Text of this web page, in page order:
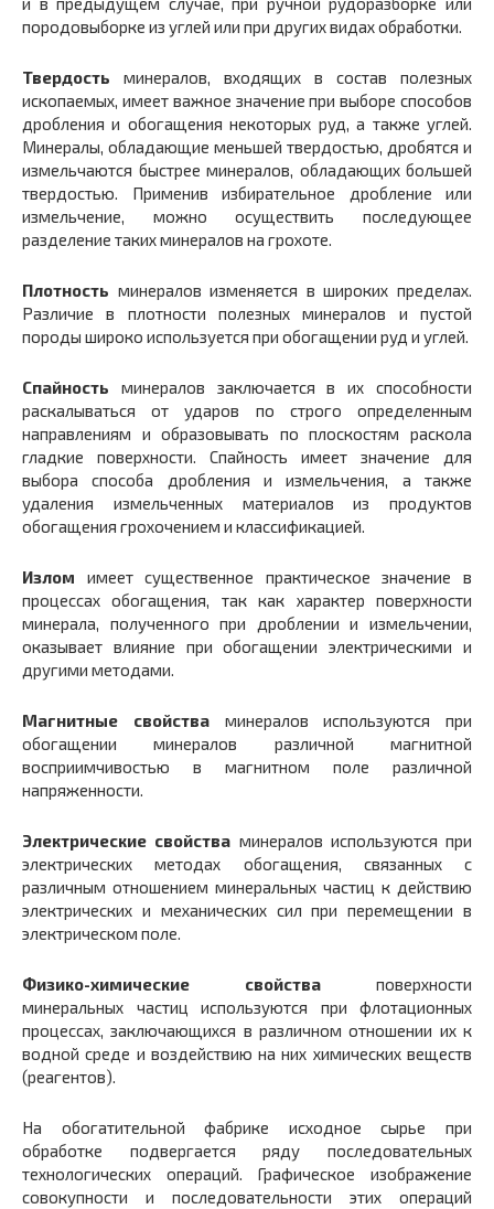
породовыборке из углей или при других видах обработки.
Твердость минералов, входящих в состав полезных
ископаемых, имеет важное значение при выборе способов
дробления и обогащения некоторых руд, а также углей.
Минералы, обладающие меньшей твердостью, дробятся и
измельчаются быстрее минералов, обладающих большей
твердостью. Применив избирательное дробление или
измельчение, можно осуществить последующее
разделение таких минералов на грохоте.
Плотность минералов изменяется в широких пределах.
Различие в плотности полезных минералов и пустой
породы широко используется при обогащении руд и углей.
Спайность минералов заключается в их способности
раскалываться от ударов по строго определенным
направлениям и образовывать по плоскостям раскола
гладкие поверхности. Спайность имеет значение для
выбора способа дробления и измельчения, а также
удаления измельченных материалов из продуктов
обогащения грохочением и классификацией.
Излом имеет существенное практическое значение в
процессах обогащения, так как характер поверхности
минерала, полученного при дроблении и измельчении,
оказывает влияние при обогащении электрическими и
другими методами.
Магнитные свойстваминералов используются при
обогащении минералов различной магнитной
восприимчивостью в магнитном поле различной
напряженности.
Электрические свойства минералов используются при
электрических методах обогащения, связанных с
различным отношением минеральных частиц к действию
электрических и механических сил при перемещении в
электрическом поле.
Физико-химические свойства поверхности
минеральных частиц используются при флотационных
процессах, заключающихся в различном отношении их к
водной среде и воздействию на них химических веществ
(реагентов).
На обогатительной фабрике исходное сырье при
обработке подвергается ряду последовательных
технологических операций. Графическое изображение
совокупности и последовательности этих операций